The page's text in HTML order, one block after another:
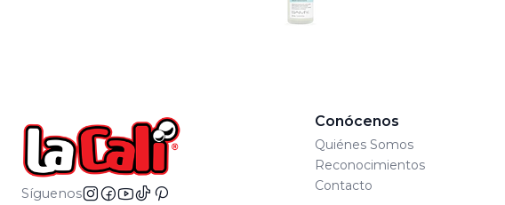
Síguenos
Conócenos
Quiénes Somos
Reconocimientos
Contacto